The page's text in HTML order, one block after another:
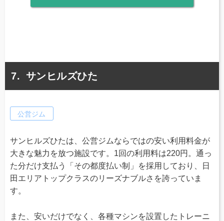
サンヒルズひた
公営ジム
サンヒルズひたは、公営ジムならではの安い利用料金が
大きな魅力を放つ施設です。1回の利用料は220円。通っ
た分だけ支払う「その都度払い制」を採用しており、日
田エリアトップクラスのリーズナブルさを誇っていま
す。
また、安いだけでなく、各種マシンを設置したトレーニ